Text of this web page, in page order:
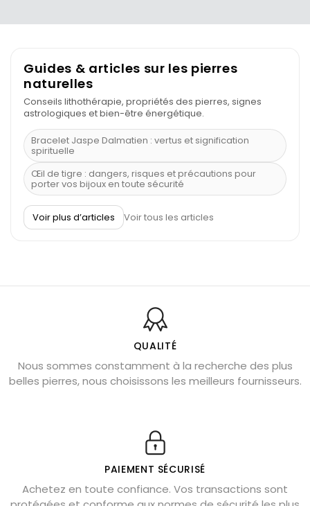
Guides & articles sur les pierres
naturelles
Conseils lithothérapie, propriétés des pierres, signes
astrologiques et bien-être énergétique.
Bracelet Jaspe Dalmatien : vertus et signification
spirituelle
Œil de tigre : dangers, risques et précautions pour
porter vos bijoux en toute sécurité
À quel poignet porter un bracelet de pierre
Découvrez le scorpion et ses pierres
Bienfaits de la sélénite – pierre des anges
L’améthyste est-elle faite pour moi ?
Chrysocolle : pierre apaisante
Obsidienne dorée : vertus et signification
Véritable citrine naturelle non chauffée
Où placer la citrine dans la maison
Voir plus d’articles Voir tous les articles
QUALITÉ
Nous sommes constamment à la recherche des plus
belles pierres, nous choisissons les meilleurs fournisseurs.
PAIEMENT SÉCURISÉ
Achetez en toute confiance. Vos transactions sont